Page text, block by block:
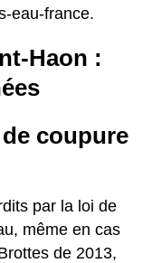
eau-france.
Haon :
coupure
par la loi de
même en cas
de 2013,